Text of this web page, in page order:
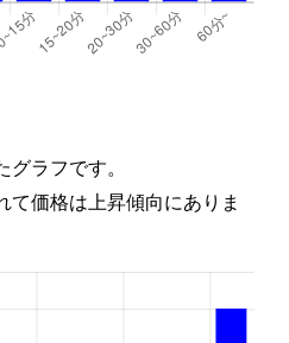
ラフです。
価格は上昇傾向にありま